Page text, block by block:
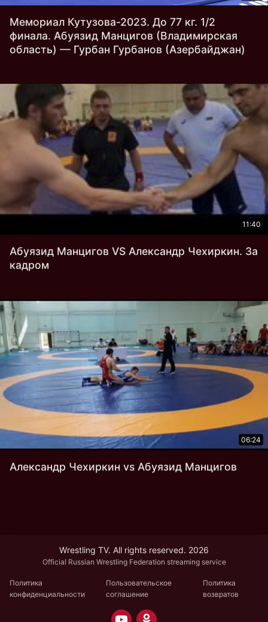
Мемориал Кутузова-2023. До 77 кг. 1/2
финала. Абуязид Манцигов (Владимирская
область) — Гурбан Гурбанов (Азербайджан)
11:40
Абуязид Манцигов VS Александр Чехиркин. За
кадром
06:24
Александр Чехиркин vs Абуязид Манцигов
Wrestling TV. All rights reserved. 2026
Official Russian Wrestling Federation streaming service
Политика
конфиденциальности
Пользовательское
соглашение
Политика
возвратов